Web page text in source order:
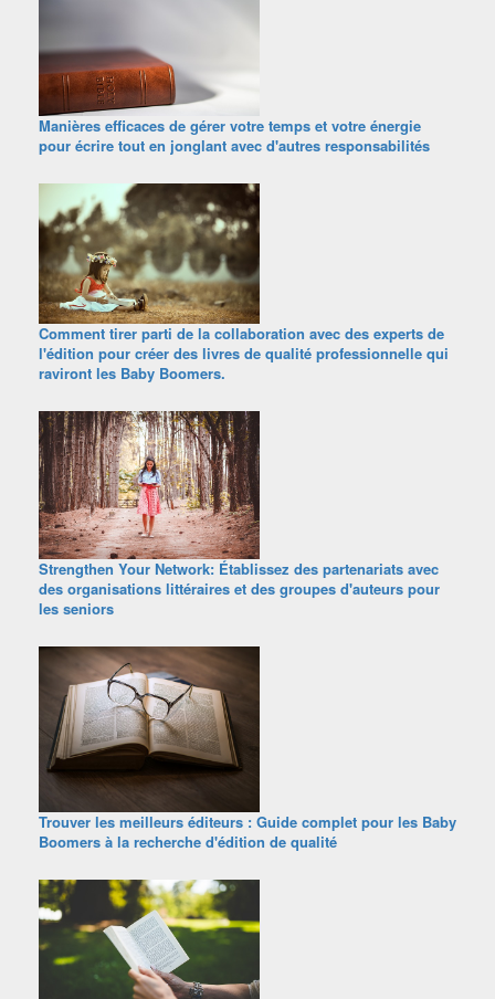
Manières efficaces de gérer votre temps et votre énergie
pour écrire tout en jonglant avec d'autres responsabilités
Comment tirer parti de la collaboration avec des experts de
l'édition pour créer des livres de qualité professionnelle qui
raviront les Baby Boomers.
Strengthen Your Network: Établissez des partenariats avec
des organisations littéraires et des groupes d'auteurs pour
les seniors
Trouver les meilleurs éditeurs : Guide complet pour les Baby
Boomers à la recherche d'édition de qualité